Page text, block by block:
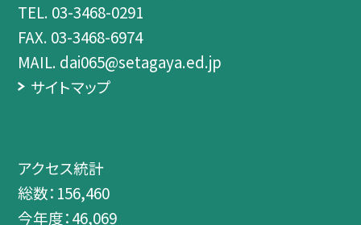
TEL. 03-3468-0291
FAX. 03-3468-6974
MAIL. dai065@setagaya.ed.jp
サイトマップ
アクセス統計
総数： 156,460
今年度：46,069